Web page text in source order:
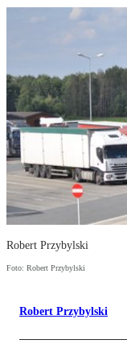
Robert Przybylski
Foto: Robert Przybylski
Robert Przybylski